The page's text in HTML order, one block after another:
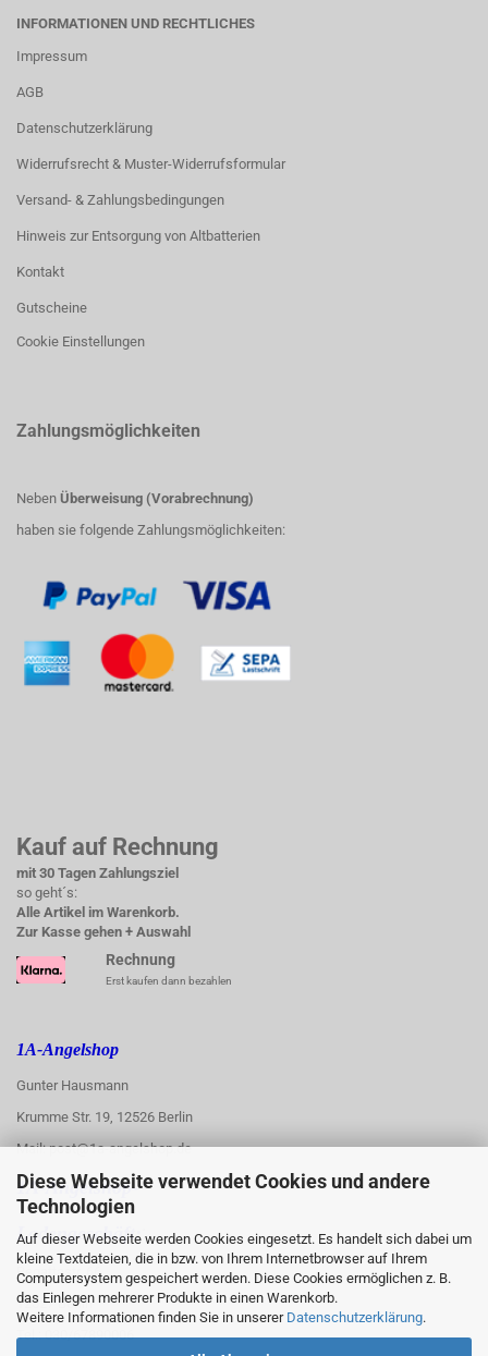
Diese Webseite verwendet Cookies und andere
Technologien
Auf dieser Webseite werden Cookies eingesetzt. Es handelt sich dabei um
kleine Textdateien, die in bzw. von Ihrem Internetbrowser auf Ihrem
Computersystem gespeichert werden. Diese Cookies ermöglichen z. B.
das Einlegen mehrerer Produkte in einen Warenkorb.
Weitere Informationen finden Sie in unserer Datenschutzerklärung.
INFORMATIONEN UND RECHTLICHES
Impressum
AGB
Datenschutzerklärung
Widerrufsrecht & Muster-Widerrufsformular
Versand- & Zahlungsbedingungen
Hinweis zur Entsorgung von Altbatterien
Kontakt
Gutscheine
Cookie Einstellungen
Zahlungsmöglichkeiten
Neben Überweisung (Vorabrechnung)
haben sie folgende Zahlungsmöglichkeiten:
Kauf auf Rechnung
mit 30 Tagen Zahlungsziel
so geht´s:
Alle Artikel im Warenkorb.
Zur Kasse gehen + Auswahl
Rechnung
Erst kaufen dann bezahlen
1A-Angelshop
Gunter Hausmann
Krumme Str. 19, 12526 Berlin
Mail: post@1a-angelshop.de
1A-Angelshop-
Ladengeschäft::
Regattastr. 66
12527 Berlin
Tel.: 030/67890006